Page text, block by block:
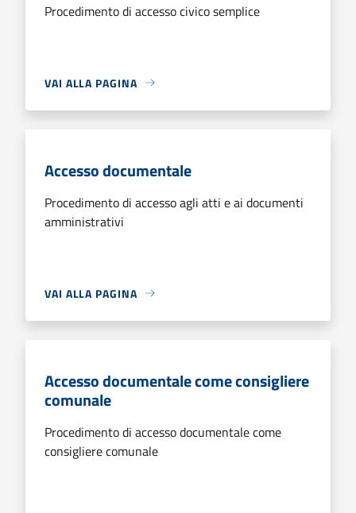
Procedimento di accesso civico semplice
VAI ALLA PAGINA
Accesso documentale
Procedimento di accesso agli atti e ai documenti
amministrativi
VAI ALLA PAGINA
Accesso documentale come consigliere
comunale
Procedimento di accesso documentale come
consigliere comunale